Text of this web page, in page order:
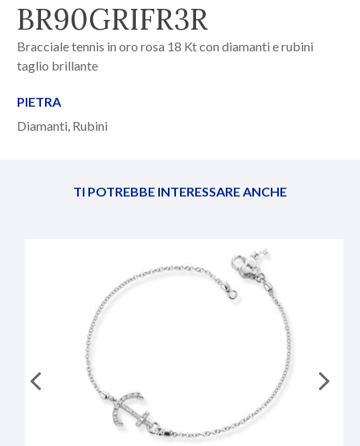
BR90GRIFR3R
Bracciale tennis in oro rosa 18 Kt con diamanti e rubini
taglio brillante
PIETRA
Diamanti, Rubini
TI POTREBBE INTERESSARE ANCHE